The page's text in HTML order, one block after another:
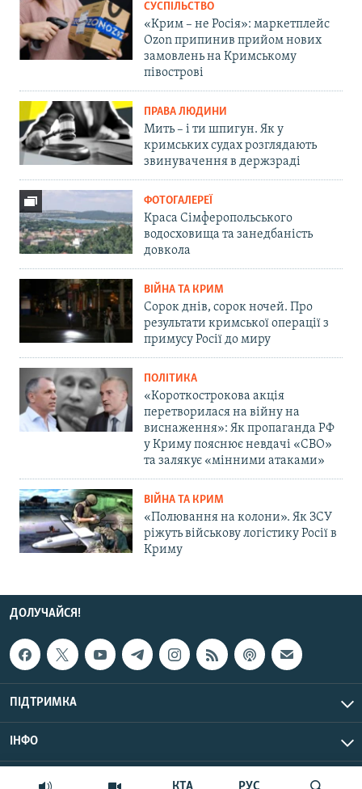
СУСПІЛЬСТВО
«Крим – не Росія»: маркетплейс
Ozon припинив прийом нових
замовлень на Кримському
півострові
ПРАВА ЛЮДИНИ
Мить – і ти шпигун. Як у
кримських судах розглядають
звинувачення в держзраді
ФОТОГАЛЕРЕЇ
Краса Сімферопольського
водосховища та занедбаність
довкола
ВІЙНА ТА КРИМ
Сорок днів, сорок ночей. Про
результати кримської операції з
примусу Росії до миру
ПОЛІТИКА
«Короткострокова акція
перетворилася на війну на
виснаження»: Як пропаганда РФ
у Криму пояснює невдачі «СВО»
та залякує «мінними атаками»
ВІЙНА ТА КРИМ
«Полювання на колони». Як ЗСУ
ріжуть військову логістику Росії в
Криму
ДОЛУЧАЙСЯ!
ПІДТРИМКА
ІНФО
© Крим.Реалії, 2026 | Усі права застережено.